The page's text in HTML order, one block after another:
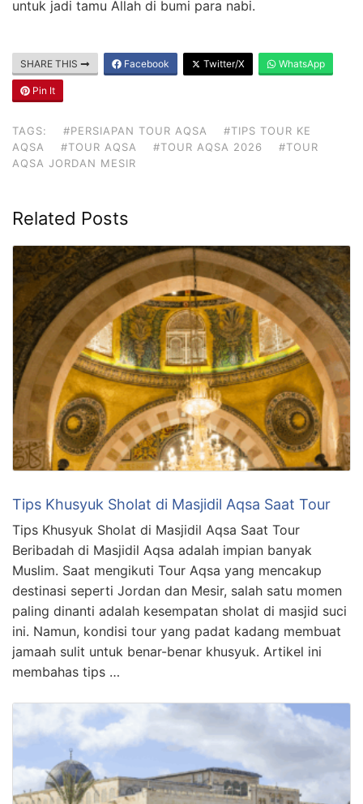
untuk jadi tamu Allah di bumi para nabi.
SHARE THIS Facebook Twitter/X WhatsApp
Pin It
TAGS: #PERSIAPAN TOUR AQSA
#TIPS TOUR KE
AQSA
#TOUR AQSA #TOUR AQSA 2026
#TOUR
AQSA JORDAN MESIR
Related Posts
Tips Khusyuk Sholat di Masjidil Aqsa Saat Tour
Tips Khusyuk Sholat di Masjidil Aqsa Saat Tour
Beribadah di Masjidil Aqsa adalah impian banyak
Muslim. Saat mengikuti Tour Aqsa yang mencakup
destinasi seperti Jordan dan Mesir, salah satu momen
paling dinanti adalah kesempatan sholat di masjid suci
ini. Namun, kondisi tour yang padat kadang membuat
jamaah sulit untuk benar-benar khusyuk. Artikel ini
membahas tips …